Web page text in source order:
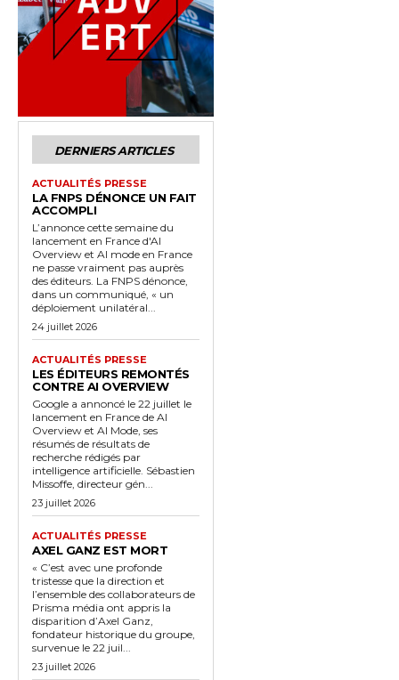
DERNIERS ARTICLES
ACTUALITÉS PRESSE
LA FNPS DÉNONCE UN FAIT
ACCOMPLI
L’annonce cette semaine du
lancement en France d'AI
Overview et AI mode en France
ne passe vraiment pas auprès
des éditeurs. La FNPS dénonce,
dans un communiqué, « un
déploiement unilatéral...
24 juillet 2026
ACTUALITÉS PRESSE
LES ÉDITEURS REMONTÉS
CONTRE AI OVERVIEW
Google a annoncé le 22 juillet le
lancement en France de AI
Overview et AI Mode, ses
résumés de résultats de
recherche rédigés par
intelligence artificielle. Sébastien
Missoffe, directeur gén...
23 juillet 2026
ACTUALITÉS PRESSE
AXEL GANZ EST MORT
« C’est avec une profonde
tristesse que la direction et
l’ensemble des collaborateurs de
Prisma média ont appris la
disparition d’Axel Ganz,
fondateur historique du groupe,
survenue le 22 juil...
23 juillet 2026